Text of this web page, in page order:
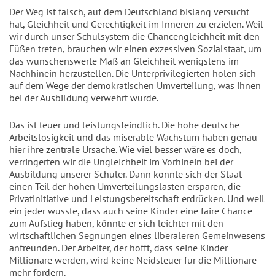
Der Weg ist falsch, auf dem Deutschland bislang versucht
hat, Gleichheit und Gerechtigkeit im Inneren zu erzielen. Weil
wir durch unser Schulsystem die Chancengleichheit mit den
Füßen treten, brauchen wir einen exzessiven Sozialstaat, um
das wünschenswerte Maß an Gleichheit wenigstens im
Nachhinein herzustellen. Die Unterprivilegierten holen sich
auf dem Wege der demokratischen Umverteilung, was ihnen
bei der Ausbildung verwehrt wurde.
Das ist teuer und leistungsfeindlich. Die hohe deutsche
Arbeitslosigkeit und das miserable Wachstum haben genau
hier ihre zentrale Ursache. Wie viel besser wäre es doch,
verringerten wir die Ungleichheit im Vorhinein bei der
Ausbildung unserer Schüler. Dann könnte sich der Staat
einen Teil der hohen Umverteilungslasten ersparen, die
Privatinitiative und Leistungsbereitschaft erdrücken. Und weil
ein jeder wüsste, dass auch seine Kinder eine faire Chance
zum Aufstieg haben, könnte er sich leichter mit den
wirtschaftlichen Segnungen eines liberaleren Gemeinwesens
anfreunden. Der Arbeiter, der hofft, dass seine Kinder
Millionäre werden, wird keine Neidsteuer für die Millionäre
mehr fordern.